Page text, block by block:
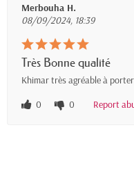
Merbouha H.
08/09/2024, 18:39
Très Bonne qualité
Khimar très agréable à
0
0 Report